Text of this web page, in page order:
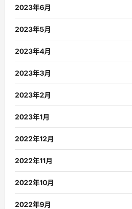
2023年6月
2023年5月
2023年4月
2023年3月
2023年2月
2023年1月
2022年12月
2022年11月
2022年10月
2022年9月